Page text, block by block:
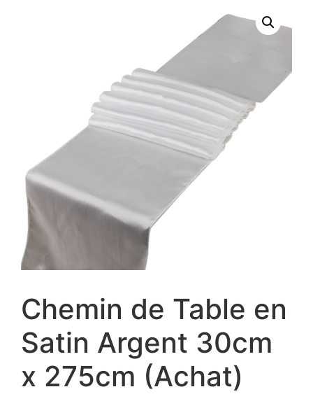
Chemin de Table en
Satin Argent 30cm
x 275cm (Achat)